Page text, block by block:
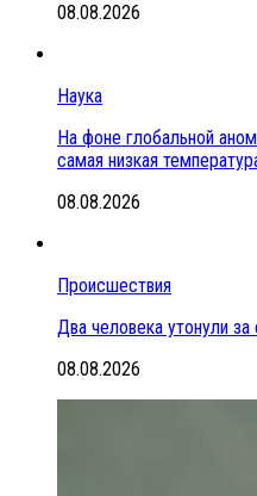
08.08.2026
Наука
На фоне глобальной
самая низкая
08.08.2026
Происшествия
Два человека утонули
08.08.2026